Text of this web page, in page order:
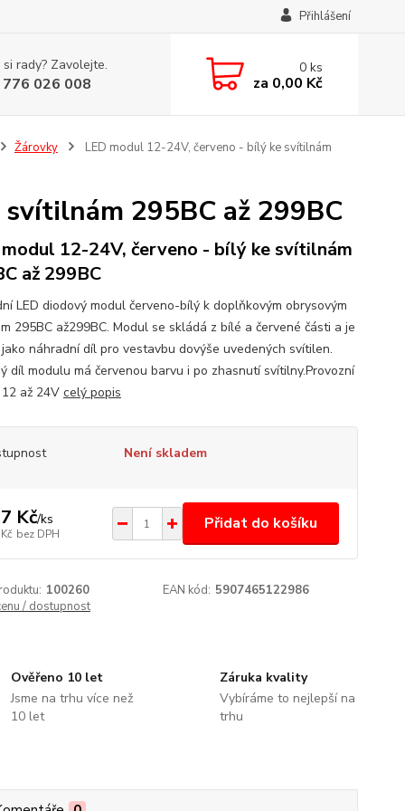
Přihlášení
rady? Zavolejte.
026 008
0ks
za 0,00 Kč
Žárovky
LED modul 12-24V, červeno - bílý ke svítilnám
295BC až 299BC
12-24V, červeno - bílý ke svítilnám
až 299BC
LED diodový modul červeno-bílý k doplňkovým obrysovým
295BC až299BC. Modul se skládá z bílé a červené části a je
náhradní díl pro vestavbu dovýše uvedených svítilen.
díl modulu má červenou barvu i po zhasnutí svítilny.Provozní
až 24V celý popis
Není skladem
Kč/ks
bez DPH
Přidat do košíku
100260 EAN kód: 5907465122986
/ dostupnost
Ověřeno 10 let
Jsme na trhu více než
10 let
Záruka kvality
Vybíráme to nejlepší na
trhu